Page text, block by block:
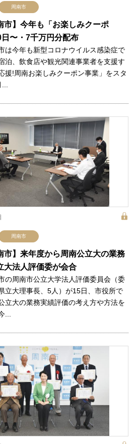
周南市
市】今年も「お楽しみクーポ
〜・7千万円分配布
は今年も新型コロナウイルス感染症で
泊、飲食店や観光関連事業者を支援す
援!周南お楽しみクーポン事業」をスタ
周南市
市】来年度から周南公立大の業務
法人評価委が会合
の周南市公立大学法人評価委員会（委
立大理事長、5人）が15日、市役所で
立大の業務実績評価の考え方や方法を
...